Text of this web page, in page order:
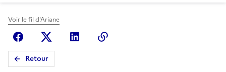
Voir le fil d'Ariane
FacebookX (anciennement Twitter)
Linkedin
Retour